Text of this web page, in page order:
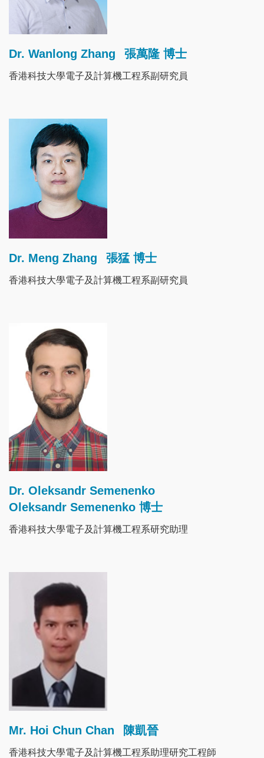
Dr. Wanlong Zhang 張萬隆 博士
香港科技大學電子及計算機工程系副研究員
Dr. Meng Zhang 張猛 博士
香港科技大學電子及計算機工程系副研究員
Dr. Oleksandr Semenenko
Oleksandr Semenenko 博士
香港科技大學電子及計算機工程系研究助理
Mr. Hoi Chun Chan 陳凱晉
香港科技大學電子及計算機工程系助理研究工程師